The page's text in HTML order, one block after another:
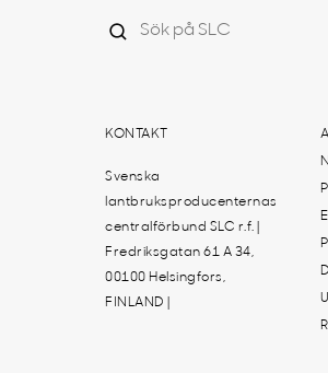
KONTAKT
Svenska
lantbruksproducenternas
centralförbund SLC r.f. |
Fredriksgatan 61 A 34,
00100 Helsingfors,
FINLAND |